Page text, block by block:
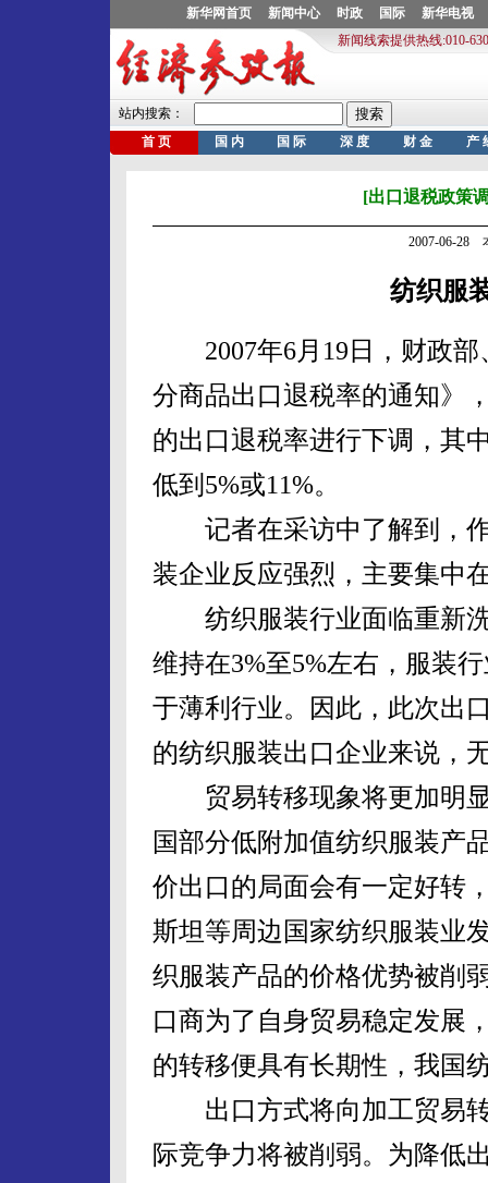
[出口退税政策
2007-06-28
纺织服
2007年6月19日，财政部
分商品出口退税率的通知》
的出口退税率进行下调，其
低到5%或11%。
记者在采访中了解到，作
装企业反应强烈，主要集中
纺织服装行业面临重新洗
维持在3%至5%左右，服装
于薄利行业。因此，此次出
的纺织服装出口企业来说，
贸易转移现象将更加明显
国部分低附加值纺织服装产
价出口的局面会有一定好转
斯坦等周边国家纺织服装业
织服装产品的价格优势被削
口商为了自身贸易稳定发展
的转移便具有长期性，我国
出口方式将向加工贸易转
际竞争力将被削弱。为降低